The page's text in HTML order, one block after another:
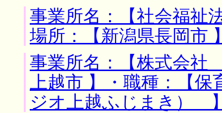
事業所名：【社会福
場所：【新潟県長岡
事業所名：【株式会
上越市 】・職種：【
ジオ上越ふじまき）